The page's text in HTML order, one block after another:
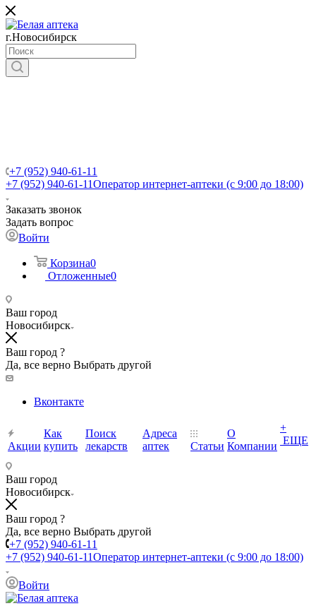
г.Новосибирск
+7 (952) 940-61-11
+7 (952) 940-61-11Оператор интернет-аптеки (с 9:00 до 18:00)
Заказать звонок
Задать вопрос
Войти
Корзина0
Отложенные0
Ваш город
Новосибирск
Ваш город ?
Да, все верно Выбрать другой
Вконтакте
Акции
Как
купить
Поиск
лекарств
Адреса
аптек
Статьи
О
Компании
+
ЕЩЕ
Ваш город
Новосибирск
Ваш город ?
Да, все верно Выбрать другой
+7 (952) 940-61-11
+7 (952) 940-61-11Оператор интернет-аптеки (с 9:00 до 18:00)
Войти